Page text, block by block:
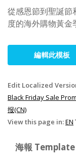
從感恩節到聖誕節
度的海外購物黃金
編輯此模板
Edit Localized
Black Friday Sale
报(CN)
View this page in:EN
海報